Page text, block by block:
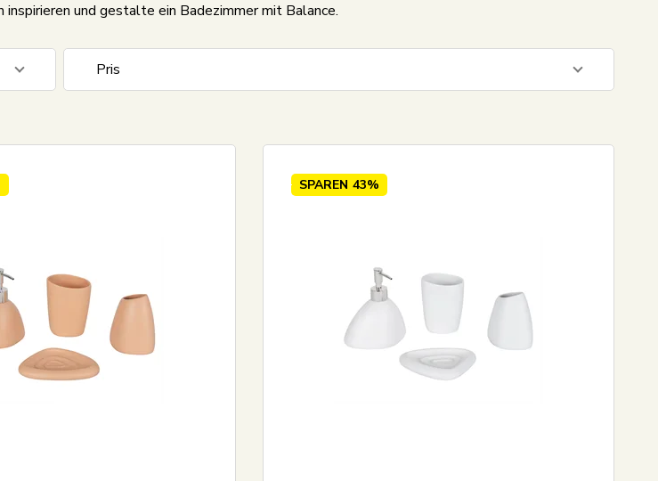
und gestalte ein Badezimmer mit Balance.
Pris
SPAREN 43%